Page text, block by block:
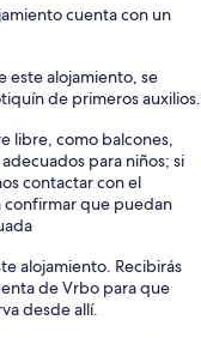
cuenta con un
este alojamiento, se
de primeros auxilios.
libre, como balcones,
para niños; si
contactar con el
confirmar que puedan
alojamiento. Recibirás
de Vrbo para que
desde allí.